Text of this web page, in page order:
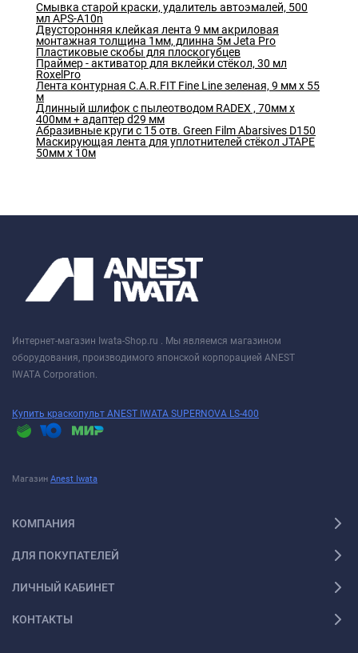
Смывка старой краски, удалитель автоэмалей, 500
мл APS-A10n
Двусторонняя клейкая лента 9 мм акриловая
монтажная толщина 1мм, длинна 5м Jeta Pro
Пластиковые скобы для плоскогубцев
Праймер - активатор для вклейки стёкол, 30 мл
RoxelPro
Лента контурная C.A.R.FIT Fine Line зеленая, 9 мм х 55
м
Длинный шлифок с пылеотводом RADEX , 70мм х
400мм + адаптер d29 мм
Абразивные круги с 15 отв. Green Film Abarsives D150
Маскирующая лента для уплотнителей стёкол JTAPE
50мм х 10м
Интернет-магазин Iwata-Shop.ru . Мы являемся магазином
оборудования, производимого японской корпорацией ANEST
IWATA Corporation.
Купить краскопульт ANEST IWATA SUPERNOVA LS-400
Магазин Anest Iwata
КОМПАНИЯ
ДЛЯ ПОКУПАТЕЛЕЙ
ЛИЧНЫЙ КАБИНЕТ
КОНТАКТЫ